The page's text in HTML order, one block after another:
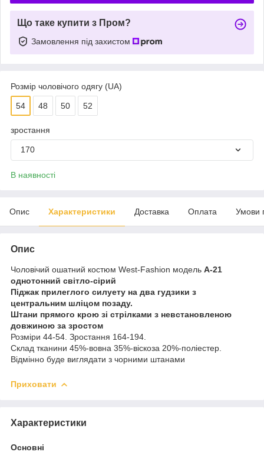
Що таке купити з Пром?
Замовлення під захистом
Розмір чоловічого одягу (UA)
54 48 50 52
зростання
170
В наявності
Опис Характеристики Доставка Оплата Умови
Опис
Чоловічий ошатний костюм West-Fashion модель А-21
однотонний світло-сірий
Піджак прилеглого силуету на два гудзики з
центральним шліцом позаду.
Штани прямого крою зі стрілками з невстановленою
довжиною за зростом
Розміри 44-54. Зростання 164-194.
Склад тканини 45%-вовна 35%-віскоза 20%-поліестер.
Відмінно буде виглядати з чорними штанами
Приховати
Характеристики
Основні